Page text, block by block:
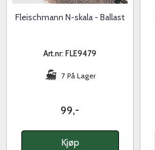
Fleischmann N-skala - Ballast
Art.nr: FLE9479
7 På Lager
99,-
Kjøp